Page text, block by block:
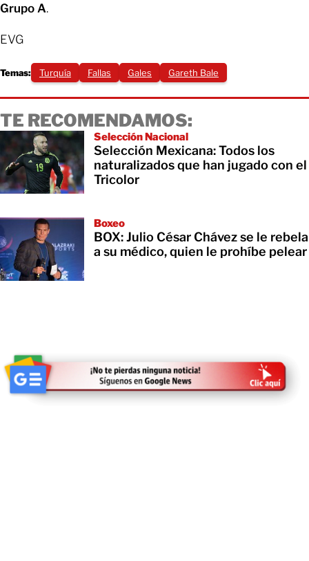
Grupo A.
EVG
Temas: Turquía Fallas Gales Gareth Bale
TE RECOMENDAMOS:
Selección Nacional
Selección Mexicana: Todos los
naturalizados que han jugado con el
Tricolor
Boxeo
BOX: Julio César Chávez se le rebela
a su médico, quien le prohíbe pelear